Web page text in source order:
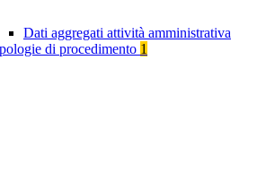
Dati aggregati attività amministrativa
di procedimento 1